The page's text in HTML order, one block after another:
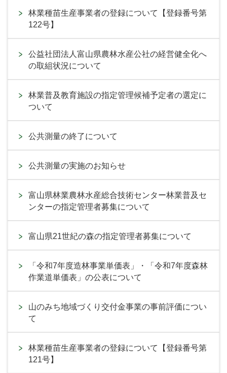
林業種苗生産事業者の登録について【登録番号第
122号】
公益社団法人富山県農林水産公社の経営健全化へ
の取組状況について
林業普及教育施設の指定管理候補予定者の選定に
ついて
公共測量の終了について
公共測量の実施のお知らせ
富山県林業農林水産総合技術センター林業普及セ
ンターの指定管理者募集について
富山県21世紀の森の指定管理者募集について
「令和7年度造林事業単価表」・「令和7年度森林
作業道単価表」の公表について
山のみち地域づくり交付金事業の事前評価につい
て
林業種苗生産事業者の登録について【登録番号第
121号】